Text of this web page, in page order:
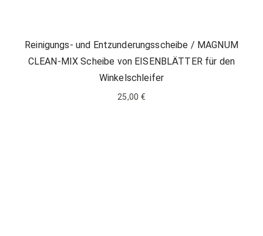
Reinigungs- und Entzunderungsscheibe / MAGNUM
CLEAN-MIX Scheibe von EISENBLÄTTER für den
Winkelschleifer
25,00 €